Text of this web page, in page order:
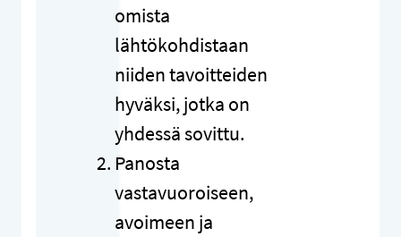
omista
lähtökohdistaan
niiden tavoitteiden
hyväksi, jotka on
yhdessä sovittu.
Panosta
vastavuoroiseen,
avoimeen ja